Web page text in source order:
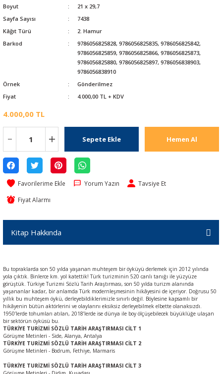
Boyut
21 x 29,7
Sayfa Sayısı
7438
Kâğıt Türü
2. Hamur
Barkod
9786056825828, 9786056825835, 9786056825842,
9786056825859, 9786056825866, 9786056825873,
9786056825880, 9786056825897, 9786056838903,
9786056838910
Örnek
Gönderilmez
Fiyat
4.000,00 TL + KDV
4.000,00 TL
Sepete Ekle Hemen Al
Yorum Yazın Tavsiye Et
Fiyat Alarmı
Kitap Hakkında
Bu topraklarda son 50 yılda yaşanan muhteşem bir öyküyü derlemek için 2012 yılında
yola çıktık. Binlerce km. yol katettik! Türk turizminin 520 canlı tanığı ile yüzyüze
görüştük. Türkiye Turizmi Sözlü Tarih Araştırması, son 50 yılda turizm alanında
yaşananlar kadar, bir anlamda Türk modernleşmesinin hikâyesini de içeriyor. Doğrusu 50
yıllık bu muhteşem öykü, derleyebildiklerimizle sınırlı değil. Böylesine kapsamlı bir
hikâyenin bütün aktörlerini ve olaylarını eksiksiz derleyebilmek elbette olanaksızdı.
1950’lerde tohumları atılan, 2018’lerde ise dünya ile boy ölçüşebilecek büyüklüğe ulaşan
bir sektörün öyküsü bu.
TÜRKİYE TURİZMİ SÖZLÜ TARİH ARAŞTIRMASI CİLT 1
Görüşme Metinleri - Side, Alanya, Antalya
TÜRKİYE TURİZMİ SÖZLÜ TARİH ARAŞTIRMASI CİLT 2
Görüşme Metinleri - Bodrum, Fethiye, Marmaris
TÜRKİYE TURİZMİ SÖZLÜ TARİH ARAŞTIRMASI CİLT 3